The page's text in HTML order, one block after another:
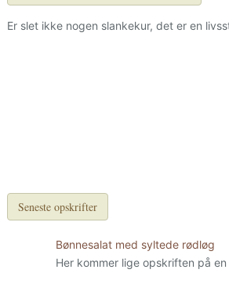
Er slet ikke nogen slankekur, det er en
Seneste opskrifter
Bønnesalat med syltede rødløg
Her kommer lige opskriften på